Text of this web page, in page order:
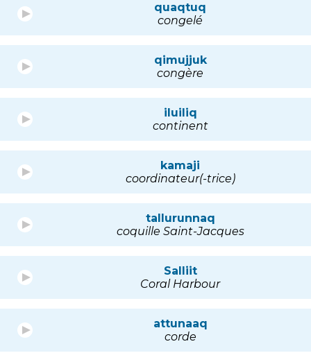
quaqtuq
congelé
qimujjuk
congère
iluiliq
continent
kamaji
coordinateur(-trice)
tallurunnaq
coquille Saint-Jacques
Salliit
Coral Harbour
attunaaq
corde